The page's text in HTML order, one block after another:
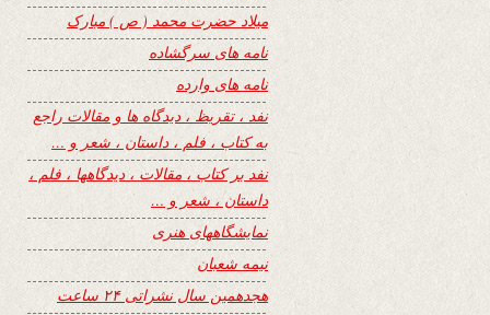
میلاد حضرت محمد ( ص ) مبارک
نامه های سرگشاده
نامه های وارده
نفد ، تقریظ ، دیدگاه ها و مقالات راجع
به کتاب ، فلم ، داستان ، شعر و …
نفد بر کتاب ، مقالات ، دیدگاهها ، فلم ،
داستان ، شعر و …
نمایشگاههای هنری
نیمه شعبان
هجدهمین سال نشراتی ۲۴ ساعت